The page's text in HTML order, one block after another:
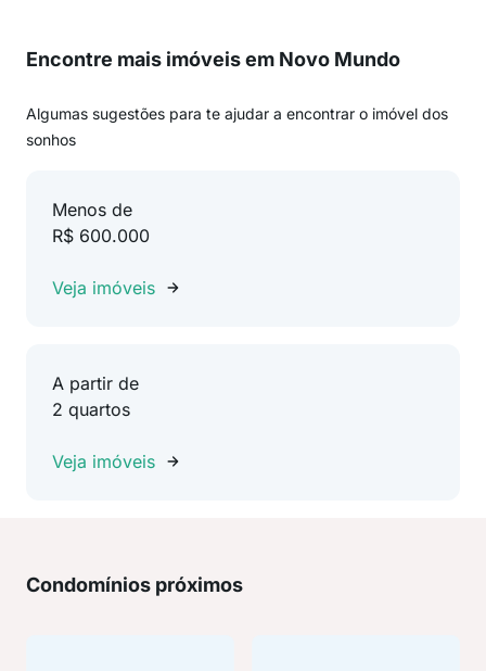
Encontre mais imóveis em Novo Mundo
Algumas sugestões para te ajudar a encontrar o imóvel dos
sonhos
Menos de
R$ 600.000
Veja imóveis
A partir de
2 quartos
Veja imóveis
Condomínios próximos